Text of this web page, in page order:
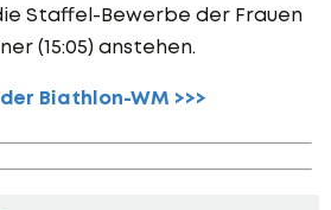
Staffel-Bewerbe der Frauen
(15:05) anstehen.
Biathlon-WM >>>